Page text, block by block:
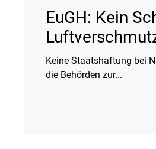
EuGH: Kein
Keine Staatshaftung bei
die Behörden zur...